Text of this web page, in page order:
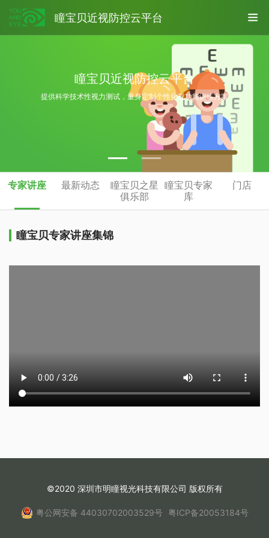
瞳宝贝近视防控云平台
瞳宝贝近视防控云平台
提供科学技术性视力测试，量身定制个性化视功能训练方案
专家讲座 最新动态
瞳宝贝之星
俱乐部
瞳宝贝专家
库
门店
瞳宝贝专家讲座集锦
©2020 深圳市明瞳视光科技有限公司 版权所有
粤公网安备 44030702003529号 粤ICP备20053184号